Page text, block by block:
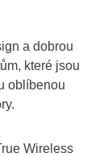
a dobrou
které jsou
oblíbenou
Wireless